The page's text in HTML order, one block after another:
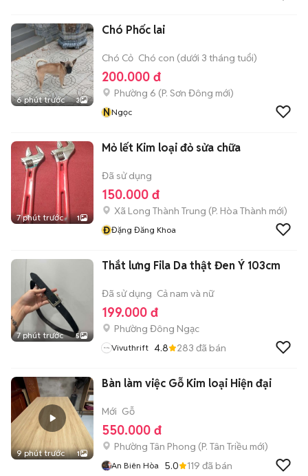
6 phút trước 3
Chó Phốc lai
Chó Cỏ Chó con (dưới 3 tháng tuổi)
200.000 đ
Phường 6 (P. Sơn Đông mới)
NNgọc
7 phút trước 1
Mỏ lết Kim loại đỏ sửa chữa
Đã sử dụng
150.000 đ
Xã Long Thành Trung (P. Hòa Thành mới)
ĐĐặng Đăng Khoa
7 phút trước 5
Thắt lưng Fila Da thật Đen Ý 103cm
Đã sử dụng Cả nam và nữ
199.000 đ
Phường Đông Ngạc
Vivuthrift 4.8 283 đã bán
9 phút trước 1
Bàn làm việc Gỗ Kim loại Hiện đại
Mới Gỗ
550.000 đ
Phường Tân Phong (P. Tân Triều mới)
An Biên Hòa 5.0 119 đã bán